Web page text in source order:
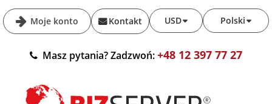
Moje konto Polski
USD
Kontakt
Masz pytania? Zadzwoń:+48 12 397 77 27